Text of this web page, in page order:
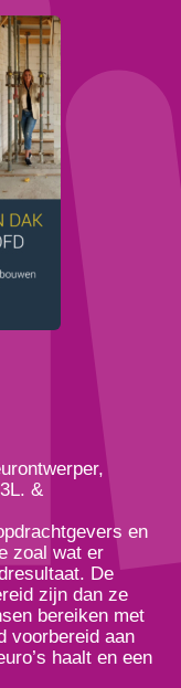
&
en
zoal wat er
De
zijn dan ze
bereiken met
voorbereid aan
haalt en een